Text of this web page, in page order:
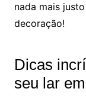
nada mais
decoração!
Dicas
seu lar